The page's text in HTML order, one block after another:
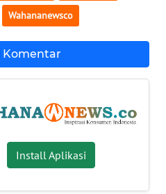
Wahananewsco
Komentar
Install Aplikasi